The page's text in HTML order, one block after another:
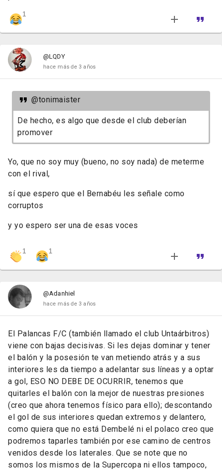
1
@LQDY
hace más de 3 años
@tonimaister
De hecho, es algo que desde el club deberían
promover
Yo, que no soy muy (bueno, no soy nada) de meterme
con el rival,
sí que espero que el Bernabéu les señale como
corruptos
y yo espero ser una de esas voces
1 1
@Adanhiel
hace más de 3 años
El Palancas F/C (también llamado el club Untaárbitros)
viene con bajas decisivas. Si les dejas dominar y tener
el balón y la posesión te van metiendo atrás y a sus
interiores les da tiempo a adelantar sus líneas y a optar
a gol, ESO NO DEBE DE OCURRIR, tenemos que
quitarles el balón con la mejor de nuestras presiones
(creo que ahora tenemos físico para ello); descontando
el gol de sus interiores quedan extremos y delantero,
como quiera que no está Dembelé ni el polaco creo que
podremos taparles también por ese camino de centros
venidos desde los laterales. Que se note que no
somos los mismos de la Supercopa ni ellos tampoco,